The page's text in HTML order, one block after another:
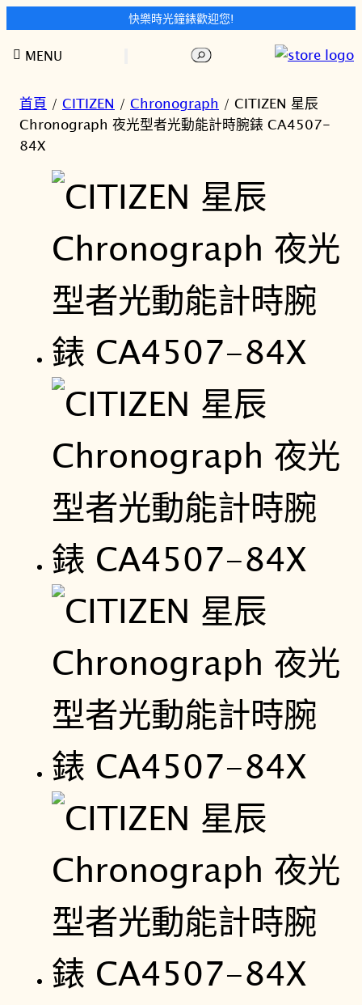
快樂時光鐘錶歡迎您!
至
搜
MENU
首頁 / CITIZEN / Chronograph / CITIZEN 星辰
Chronograph 夜光型者光動能計時腕錶 CA4507-
84X